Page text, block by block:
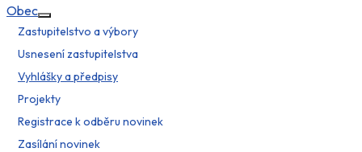
Obec
Více o: Obec
Zastupitelstvo a výbory
Usnesení zastupitelstva
Vyhlášky a předpisy
Projekty
Registrace k odběru novinek
Zasílání novinek